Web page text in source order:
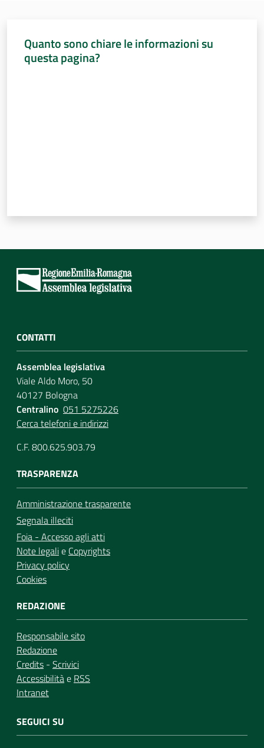
Quanto sono chiare le informazioni su
questa pagina?
CONTATTI
Assemblea legislativa
Viale Aldo Moro, 50
40127 Bologna
Centralino 051 5275226
Cerca telefoni e indirizzi
C.F. 800.625.903.79
TRASPARENZA
Amministrazione trasparente
Segnala illeciti
Foia - Accesso agli atti
Note legalie Copyrights
Privacy policy
Cookies
REDAZIONE
Responsabile sito
Redazione
Credits - Scrivici
Accessibilitàe RSS
Intranet
SEGUICI SU